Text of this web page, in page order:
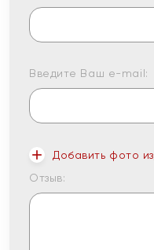
Введите Ваш e-mail:
Добавить фото
Отзыв: